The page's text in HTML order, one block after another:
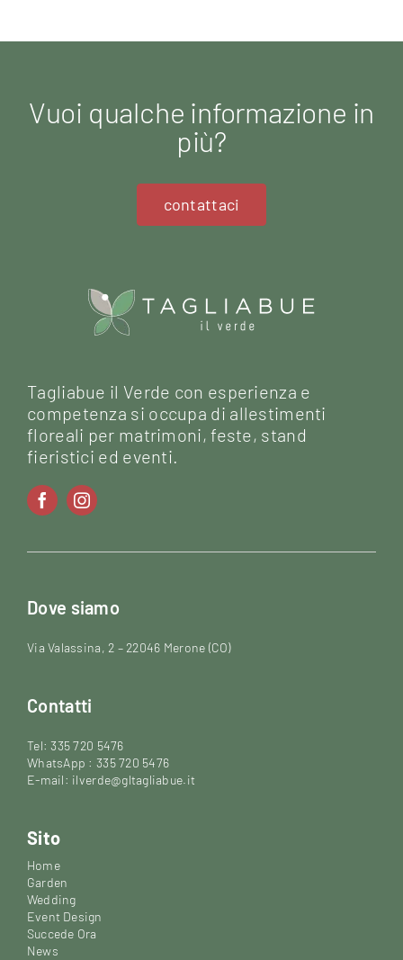
Vuoi qualche informazione in
più?
contattaci
Tagliabue il Verde con esperienza e
competenza si occupa di allestimenti
floreali per matrimoni, feste, stand
fieristici ed eventi.
Dove siamo
Via Valassina, 2 – 22046 Merone (CO)
Contatti
Tel: 335 720 5476
WhatsApp : 335 720 5476
E-mail: ilverde@gltagliabue.it
Sito
Home
Garden
Wedding
Event Design
Succede Ora
News